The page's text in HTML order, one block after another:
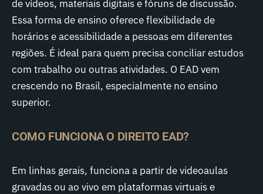
de vídeos, materiais digitais e fóruns de discussão.
Essa forma de ensino oferece flexibilidade de
horários e acessibilidade a pessoas em diferentes
regiões. É ideal para quem precisa conciliar estudos
com trabalho ou outras atividades. O EAD vem
crescendo no Brasil, especialmente no ensino
superior.
COMO FUNCIONA O DIREITO EAD?
Em linhas gerais, funciona a partir de videoaulas
gravadas ou ao vivo em plataformas virtuais e